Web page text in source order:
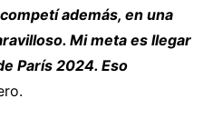
además, en una
Mi meta es llegar
París 2024. Eso